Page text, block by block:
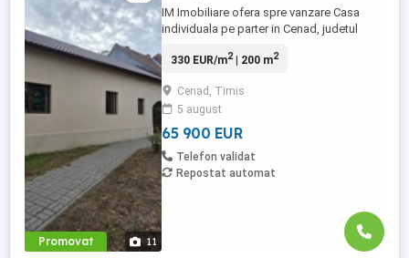
Promovat 11
IM Imobiliare ofera spre vanzare Casa
individuala pe parter in Cenad, judetul
cu Ungaria. Casa dispune de un teren de
camere, o baie, bucatarie si spatii de
depozitare. Acces facil DN 6, strada
asfaltata. Utilitati : curent ...
330 EUR/m2| 200 m2
Cenad, Timis
5 august
65 900 EUR
Telefon validat
Repostat automat